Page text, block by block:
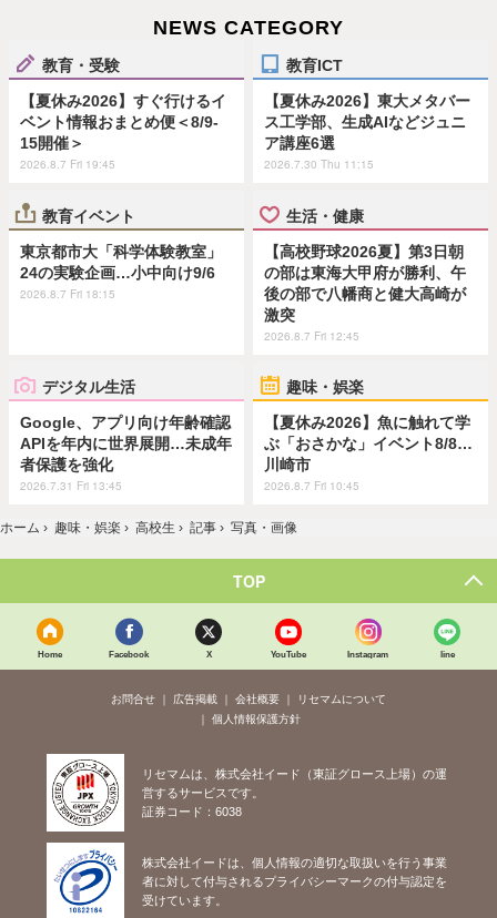
NEWS CATEGORY
教育・受験
【夏休み2026】すぐ行けるイ
ベント情報おまとめ便＜8/9-
15開催＞
2026.8.7 Fri 19:45
教育ICT
【夏休み2026】東大メタバー
ス工学部、生成AIなどジュニ
ア講座6選
2026.7.30 Thu 11:15
教育イベント
東京都市大「科学体験教室」
24の実験企画…小中向け9/6
2026.8.7 Fri 18:15
生活・健康
【高校野球2026夏】第3日朝
の部は東海大甲府が勝利、午
後の部で八幡商と健大高崎が
激突
2026.8.7 Fri 12:45
デジタル生活
Google、アプリ向け年齢確認
APIを年内に世界展開…未成年
者保護を強化
2026.7.31 Fri 13:45
趣味・娯楽
【夏休み2026】魚に触れて学
ぶ「おさかな」イベント8/8…
川崎市
2026.8.7 Fri 10:45
ホーム › 趣味・娯楽 › 高校生 › 記事 › 写真・画像
TOP
Home Facebook X YouTube Instagram line
お問合せ 広告掲載 会社概要
リセマムについて
個人情報保護方針
リセマムは、株式会社イード（東証グロース上場）の運
営するサービスです。
証券コード：6038
株式会社イードは、個人情報の適切な取扱いを行う事業
者に対して付与されるプライバシーマークの付与認定を
受けています。